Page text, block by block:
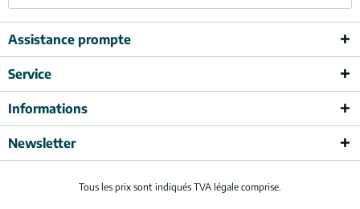
Assistance prompte
Service
Informations
Newsletter
Tous les prix sont indiqués TVA légale comprise.